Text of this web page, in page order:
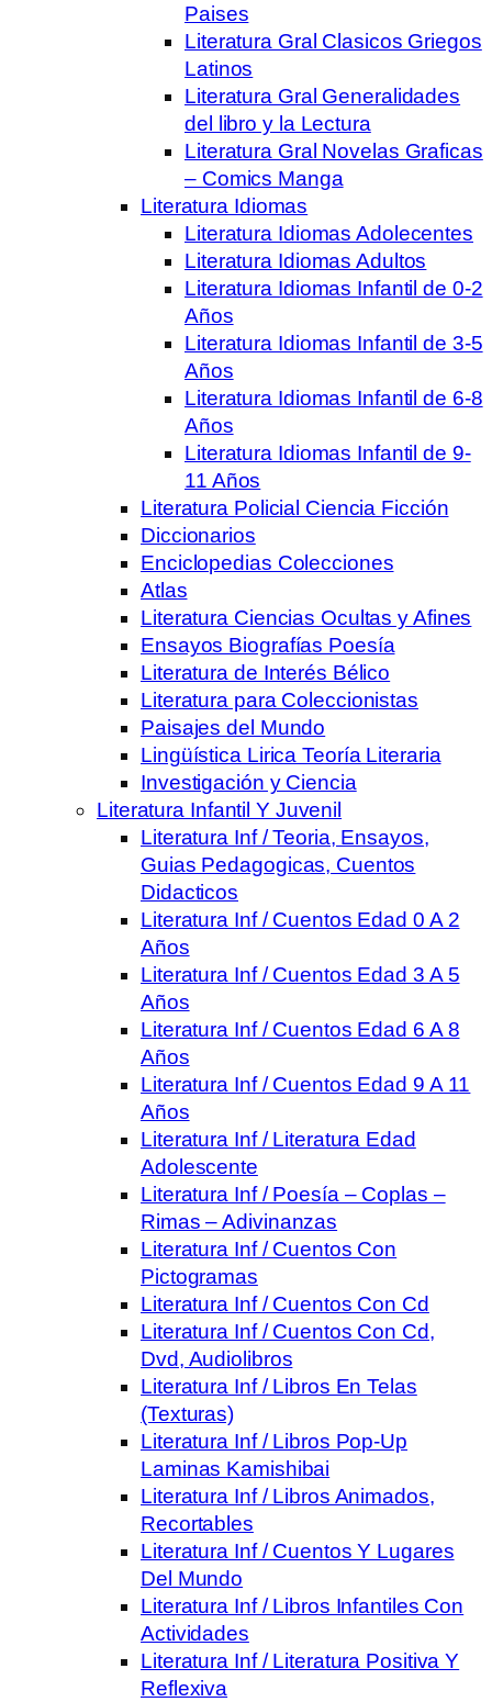
Paises
Literatura Gral Clasicos Griegos
Latinos
Literatura Gral Generalidades
del libro y la Lectura
Literatura Gral Novelas Graficas
– Comics Manga
Literatura Idiomas
Literatura Idiomas Adolecentes
Literatura Idiomas Adultos
Literatura Idiomas Infantil de 0-2
Años
Literatura Idiomas Infantil de 3-5
Años
Literatura Idiomas Infantil de 6-8
Años
Literatura Idiomas Infantil de 9-
11 Años
Literatura Policial Ciencia Ficción
Diccionarios
Enciclopedias Colecciones
Atlas
Literatura Ciencias Ocultas y Afines
Ensayos Biografías Poesía
Literatura de Interés Bélico
Literatura para Coleccionistas
Paisajes del Mundo
Lingüística Lirica Teoría Literaria
Investigación y Ciencia
Literatura Infantil Y Juvenil
Literatura Inf / Teoria, Ensayos,
Guias Pedagogicas, Cuentos
Didacticos
Literatura Inf / Cuentos Edad 0 A 2
Años
Literatura Inf / Cuentos Edad 3 A 5
Años
Literatura Inf / Cuentos Edad 6 A 8
Años
Literatura Inf / Cuentos Edad 9 A 11
Años
Literatura Inf / Literatura Edad
Adolescente
Literatura Inf / Poesía – Coplas –
Rimas – Adivinanzas
Literatura Inf / Cuentos Con
Pictogramas
Literatura Inf / Cuentos Con Cd
Literatura Inf / Cuentos Con Cd,
Dvd, Audiolibros
Literatura Inf / Libros En Telas
(Texturas)
Literatura Inf / Libros Pop-Up
Laminas Kamishibai
Literatura Inf / Libros Animados,
Recortables
Literatura Inf / Cuentos Y Lugares
Del Mundo
Literatura Inf / Libros Infantiles Con
Actividades
Literatura Inf / Literatura Positiva Y
Reflexiva